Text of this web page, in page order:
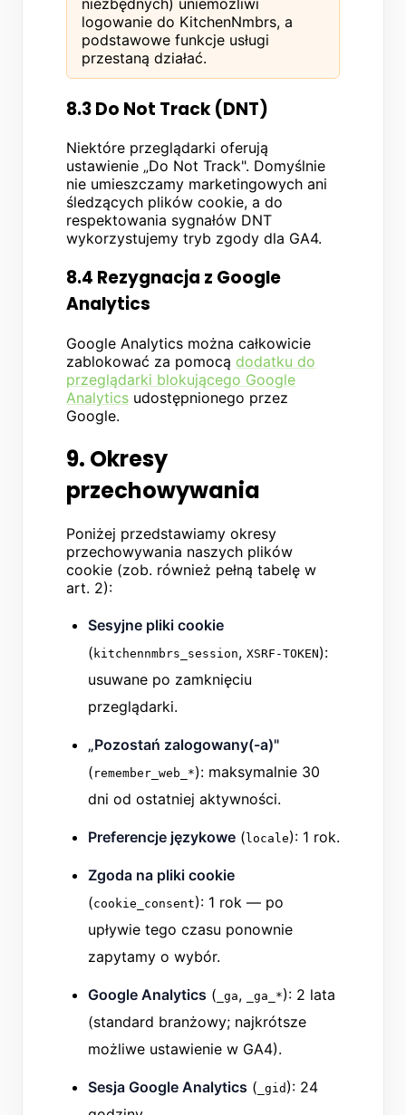
logowanie do KitchenNmbrs, a
podstawowe funkcje usługi
przestaną działać.
8.3 Do Not Track (DNT)
Niektóre przeglądarki oferują
ustawienie „Do Not Track". Domyślnie
nie umieszczamy marketingowych ani
śledzących plików cookie, a do
respektowania sygnałów DNT
wykorzystujemy tryb zgody dla GA4.
8.4 Rezygnacja z Google
Analytics
Google Analytics można całkowicie
zablokować za pomocą dodatku do
przeglądarki blokującego Google
Analytics udostępnionego przez
Google.
9. Okresy
przechowywania
Poniżej przedstawiamy okresy
przechowywania naszych plików
cookie (zob. również pełną tabelę w
art. 2):
Sesyjne pliki cookie
( kitchennmbrs_session, XSRF-TOKEN):
usuwane po zamknięciu
przeglądarki.
„Pozostań zalogowany(-a)"
( remember_web_*): maksymalnie 30
dni od ostatniej aktywności.
Preferencje językowe (locale): 1 rok.
Zgoda na pliki cookie
(cookie_consent): 1 rok — po
upływie tego czasu ponownie
zapytamy o wybór.
Google Analytics ( _ga, _ga_*): 2 lata
(standard branżowy; najkrótsze
możliwe ustawienie w GA4).
Sesja Google Analytics ( _gid ): 24